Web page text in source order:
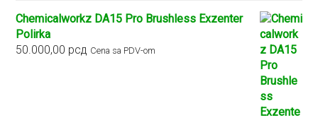
Chemicalworkz DA15 Pro Brushless Exzenter
Polirka
50.000,00 рсд Cena sa PDV-om